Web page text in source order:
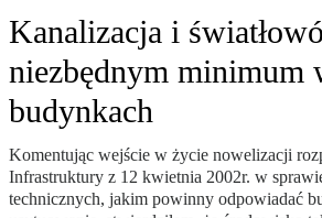
Kanalizacja i
niezbędnym minimum
budynkach
Komentując wejście w życie nowelizacji
Infrastruktury z 12 kwietnia 2002r. w
technicznych, jakim powinny odpowiadać